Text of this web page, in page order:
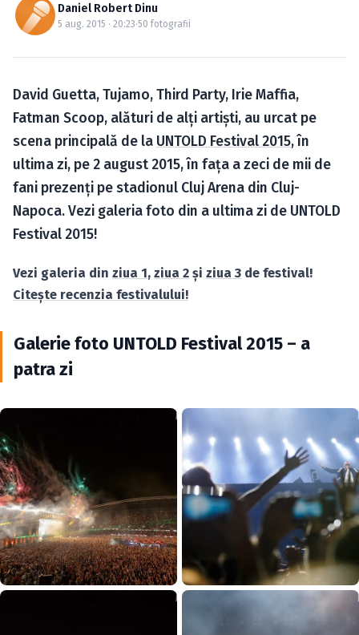
Daniel Robert Dinu
5 aug. 2015 · 20:23·50 fotografii
David Guetta, Tujamo, Third Party, Irie Maffia,
Fatman Scoop, alături de alţi artiști, au urcat pe
scena principală de la UNTOLD Festival 2015, în
ultima zi, pe 2 august 2015, în faţa a zeci de mii de
fani prezenţi pe stadionul Cluj Arena din Cluj-
Napoca. Vezi galeria foto din a ultima zi de UNTOLD
Festival 2015!
Vezi galeria din ziua 1, ziua 2 şi ziua 3 de festival!
Citeşte recenzia festivalului!
Galerie foto UNTOLD Festival 2015 – a
patra zi